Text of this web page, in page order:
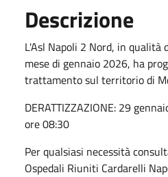
Descrizione
L'Asl Napoli 2 Nord, in
mese di gennaio 2026, ha
trattamento sul territorio di
DERATTIZZAZIONE: 29
ore 08:30
Per qualsiasi necessità
Ospedali Riuniti Cardarelli